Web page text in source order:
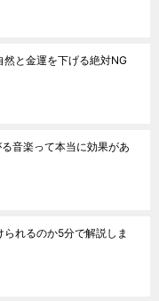
と金運を下げる絶対NG
音楽って本当に効果があ
れるのか5分で解説しま